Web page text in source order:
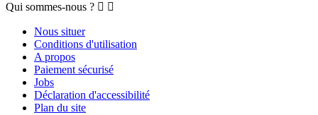
Qui sommes-nous ?  
Nous situer
Conditions d'utilisation
A propos
Paiement sécurisé
Jobs
Déclaration d'accessibilité
Plan du site